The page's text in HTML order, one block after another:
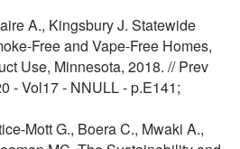
A., Kingsbury J. Statewide
Free and Vape-Free Homes,
Use, Minnesota, 2018. // Prev
- Vol17 - NNULL - p.E141;
Mott G., Boera C., Mwaki A.,